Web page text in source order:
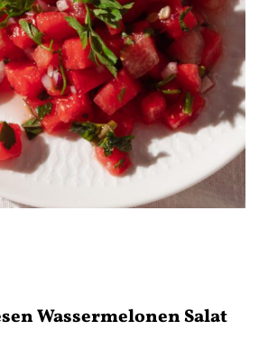
Wassermelonen Salat